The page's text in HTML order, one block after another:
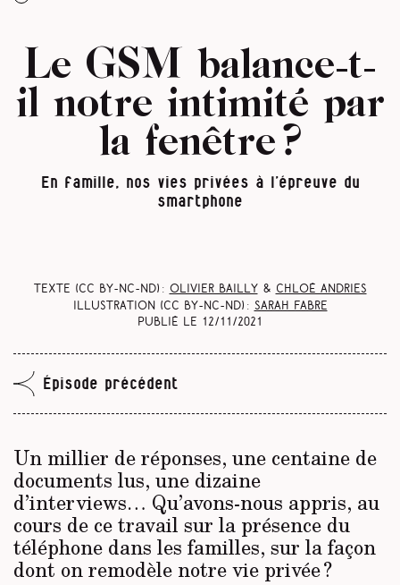
Le GSM balance-t-
il notre intimité par
la fenêtre ?
En famille, nos vies privées à l’épreuve du
smartphone
Texte (CC BY-NC-ND) : Olivier Bailly &
Chloé Andries
Illustration (CC BY-NC-ND) :
Sarah Fabre
Publié le 12/11/2021
Épisode précédent
Un millier de réponses, une centaine de
documents lus, une dizaine
d’interviews… Qu’avons-nous appris, au
cours de ce travail sur la présence du
téléphone dans les familles, sur la façon
dont on remodèle notre vie privée ?